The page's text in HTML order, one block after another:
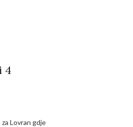
4
Lovran gdje